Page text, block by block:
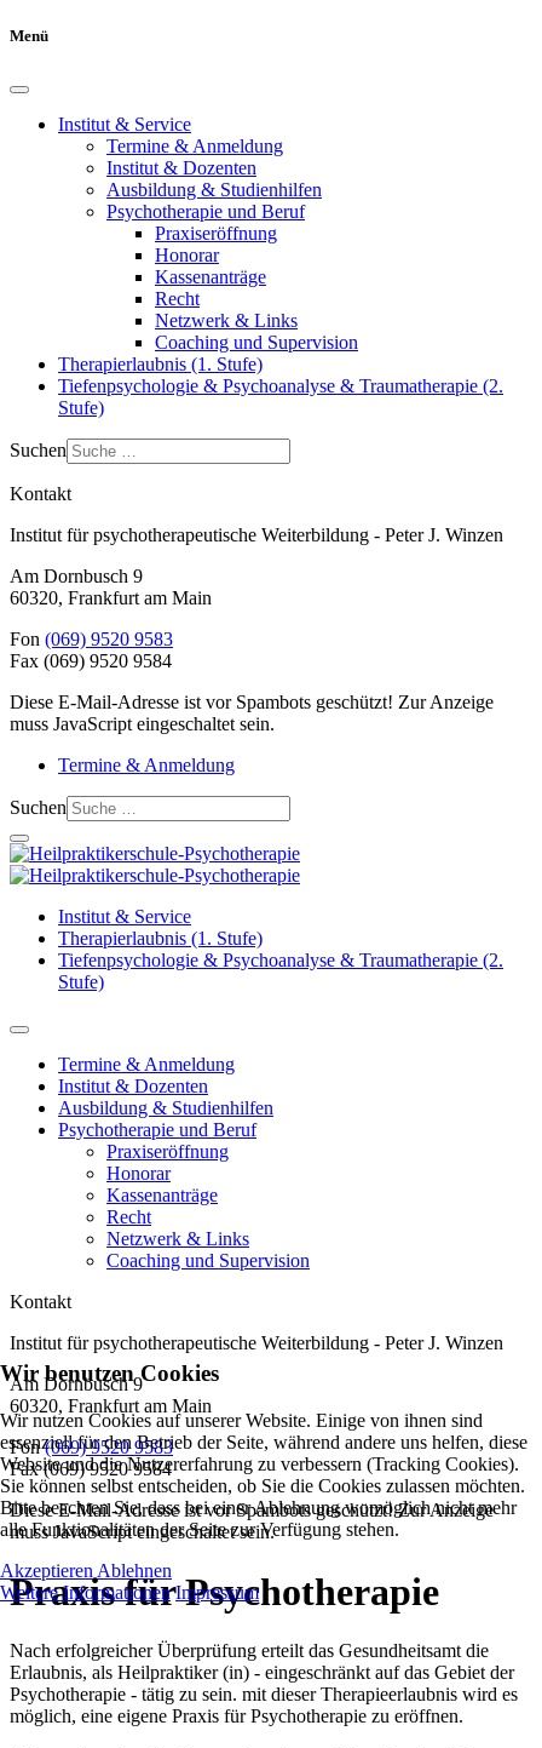
Menü
Institut & Service
Termine & Anmeldung
Institut & Dozenten
Ausbildung & Studienhilfen
Psychotherapie und Beruf
Praxiseröffnung
Honorar
Kassenanträge
Recht
Netzwerk & Links
Coaching und Supervision
Therapierlaubnis (1. Stufe)
Tiefenpsychologie & Psychoanalyse & Traumatherapie (2.
Stufe)
Suchen
Kontakt
Institut für psychotherapeutische Weiterbildung - Peter J. Winzen
Am Dornbusch 9
60320, Frankfurt am Main
Fon (069) 9520 9583
Fax (069) 9520 9584
Diese E-Mail-Adresse ist vor Spambots geschützt! Zur Anzeige
muss JavaScript eingeschaltet sein.
Termine & Anmeldung
Suchen
Institut & Service
Therapierlaubnis (1. Stufe)
Tiefenpsychologie & Psychoanalyse & Traumatherapie (2.
Stufe)
Termine & Anmeldung
Institut & Dozenten
Ausbildung & Studienhilfen
Psychotherapie und Beruf
Praxiseröffnung
Honorar
Kassenanträge
Recht
Netzwerk & Links
Coaching und Supervision
Kontakt
Institut für psychotherapeutische Weiterbildung - Peter J. Winzen
Am Dornbusch 9
60320, Frankfurt am Main
Fon(069) 9520 9583
Fax(069) 9520 9584
Diese E-Mail-Adresse ist vor Spambots geschützt! Zur Anzeige
muss JavaScript eingeschaltet sein.
Praxis für Psychotherapie
Nach erfolgreicher Überprüfung erteilt das Gesundheitsamt die
Erlaubnis, als Heilpraktiker (in) - eingeschränkt auf das Gebiet der
Psychotherapie - tätig zu sein. mit dieser Therapieerlaubnis wird es
möglich, eine eigene Praxis für Psychotherapie zu eröffnen.
Wir benutzen Cookies
Wir nutzen Cookies auf unserer Website. Einige von ihnen sind
essenziell für den Betrieb der Seite, während andere uns helfen, diese
Website und die Nutzererfahrung zu verbessern (Tracking Cookies).
Sie können selbst entscheiden, ob Sie die Cookies zulassen möchten.
Bitte beachten Sie, dass bei einer Ablehnung womöglich nicht mehr
alle Funktionalitäten der Seite zur Verfügung stehen.
Akzeptieren Ablehnen
Weitere Informationen Impressum